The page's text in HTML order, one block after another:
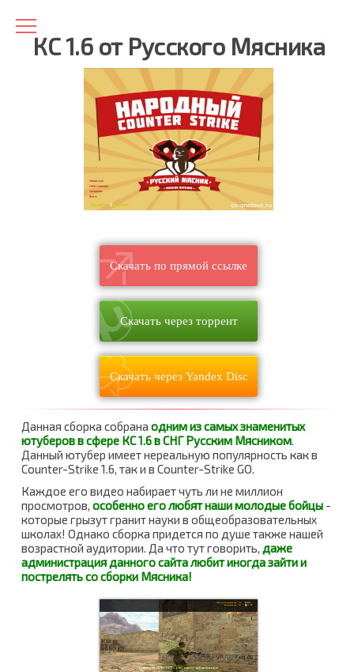
КС 1.6 от Русского Мясника
Скачать по прямой ссылке
Скачать через торрент
Скачать через Yandex Disc
Данная сборка собрана одним из самых знаменитых
ютуберов в сфере КС 1.6 в СНГ Русским Мясником.
Данный ютубер имеет нереальную популярность как в
Counter-Strike 1.6, так и в Counter-Strike GO.
Каждое его видео набирает чуть ли не миллион
просмотров, особенно его любят наши молодые бойцы-
которые грызут гранит науки в общеобразовательных
школах! Однако сборка придется по душе также нашей
возрастной аудитории. Да что тут говорить, даже
администрация данного сайта любит иногда зайти и
пострелять со сборки Мясника!